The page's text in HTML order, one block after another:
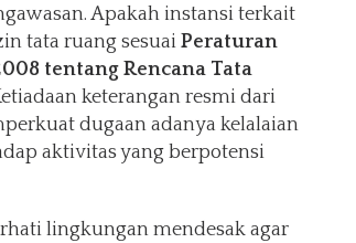
Apakah instansi terkait
tata ruang sesuai Peraturan
tentang Rencana Tata
keterangan resmi dari
dugaan adanya kelalaian
aktivitas yang berpotensi
lingkungan mendesak agar